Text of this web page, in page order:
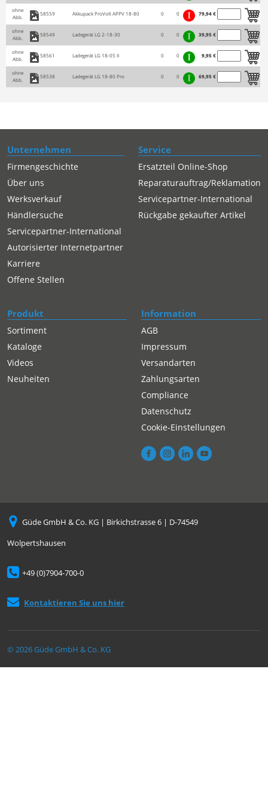
ohne
Abb.
58559 Akkupack ProVolt APPV 18-80 0 0 79,94 €
ohne
Abb.
58549 Ladegerät LG 2-18-30 0 0 39,95 €
ohne
Abb.
58561 Ladegerät LG 18-05 II 0 0 9,95 €
ohne
Abb.
58538 Ladegerät LG 18-80 Pro 0 0 69,95 €
Unternehmen
Firmengeschichte
Über uns
Werksverkauf
Händlersuche
Servicepartner-International
Autorisierter Internetpartner
Karriere
Offene Stellen
Service
Ersatzteil Online-Shop
Reparaturauftrag/Reklamation
Servicepartner-International
Rückgabe gekaufter Artikel
Produkt
Sortiment
Kataloge
Videos
Neuheiten
Information
AGB
Impressum
Versandarten
Zahlungsarten
Compliance
Datenschutz
Cookie-Einstellungen
Güde GmbH & Co. KG | Birkichstrasse 6 | D-74549
Wolpertshausen
+49 (0)7904-700-0
Kontaktieren Sie uns hier
© 2026 Güde GmbH & Co. KG